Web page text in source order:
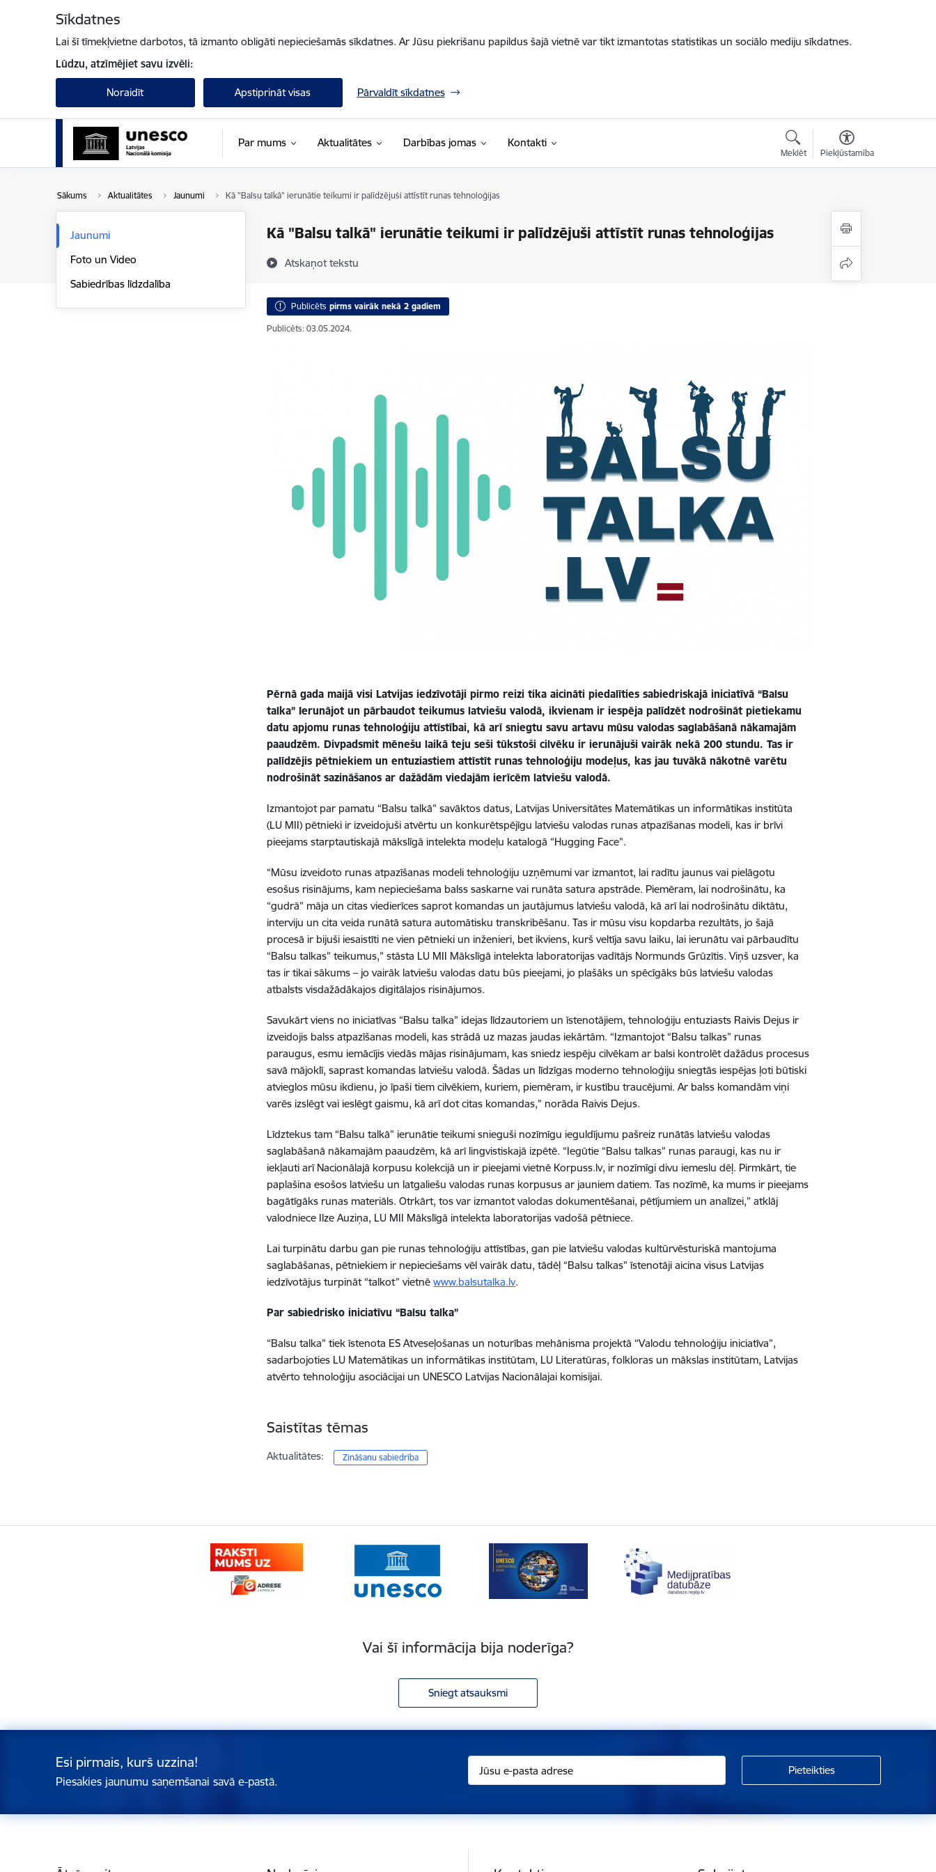
Sīkdatnes
Lai šī tīmekļvietne darbotos, tā izmanto obligāti nepieciešamās sīkdatnes. Ar Jūsu piekrišanu papildus šajā vietnē var tikt izmantotas statistikas un sociālo mediju sīkdatnes.
Lūdzu, atzīmējiet savu izvēli:
Noraidīt Apstiprināt visas Pārvaldīt sīkdatnes
Par mums Aktualitātes Darbības jomas Kontakti
Meklēt Piekļūstamība
Sākums Aktualitātes Jaunumi Kā "Balsu talkā" ierunātie teikumi ir palīdzējuši attīstīt runas tehnoloģijas
Kā "Balsu talkā" ierunātie teikumi ir palīdzējuši attīstīt runas tehnoloģijas
Atskaņot tekstu
Jaunumi
Foto un Video
Sabiedrības līdzdalība
Publicēts pirms vairāk nekā 2 gadiem
Publicēts: 03.05.2024.
Pērnā gada maijā visi Latvijas iedzīvotāji pirmo reizi tika aicināti piedalīties sabiedriskajā iniciatīvā “Balsu
talka” Ierunājot un pārbaudot teikumus latviešu valodā, ikvienam ir iespēja palīdzēt nodrošināt pietiekamu
datu apjomu runas tehnoloģiju attīstībai, kā arī sniegtu savu artavu mūsu valodas saglabāšanā nākamajām
paaudzēm. Divpadsmit mēnešu laikā teju seši tūkstoši cilvēku ir ierunājuši vairāk nekā 200 stundu. Tas ir
palīdzējis pētniekiem un entuziastiem attīstīt runas tehnoloģiju modeļus, kas jau tuvākā nākotnē varētu
nodrošināt sazināšanos ar dažādām viedajām ierīcēm latviešu valodā.
Izmantojot par pamatu “Balsu talkā” savāktos datus, Latvijas Universitātes Matemātikas un informātikas institūta
(LU MII) pētnieki ir izveidojuši atvērtu un konkurētspējīgu latviešu valodas runas atpazīšanas modeli, kas ir brīvi
pieejams starptautiskajā mākslīgā intelekta modeļu katalogā “Hugging Face”.
“Mūsu izveidoto runas atpazīšanas modeli tehnoloģiju uzņēmumi var izmantot, lai radītu jaunus vai pielāgotu
esošus risinājums, kam nepieciešama balss saskarne vai runāta satura apstrāde. Piemēram, lai nodrošinātu, ka
“gudrā” māja un citas viedierīces saprot komandas un jautājumus latviešu valodā, kā arī lai nodrošinātu diktātu,
interviju un cita veida runātā satura automātisku transkribēšanu. Tas ir mūsu visu kopdarba rezultāts, jo šajā
procesā ir bijuši iesaistīti ne vien pētnieki un inženieri, bet ikviens, kurš veltīja savu laiku, lai ierunātu vai pārbaudītu
“Balsu talkas” teikumus,” stāsta LU MII Mākslīgā intelekta laboratorijas vadītājs Normunds Grūzītis. Viņš uzsver, ka
tas ir tikai sākums – jo vairāk latviešu valodas datu būs pieejami, jo plašāks un spēcīgāks būs latviešu valodas
atbalsts visdažādākajos digitālajos risinājumos.
Savukārt viens no iniciatīvas “Balsu talka” idejas līdzautoriem un īstenotājiem, tehnoloģiju entuziasts Raivis Dejus ir
izveidojis balss atpazīšanas modeli, kas strādā uz mazas jaudas iekārtām. “Izmantojot “Balsu talkas” runas
paraugus, esmu iemācījis viedās mājas risinājumam, kas sniedz iespēju cilvēkam ar balsi kontrolēt dažādus procesus
savā mājoklī, saprast komandas latviešu valodā. Šādas un līdzīgas moderno tehnoloģiju sniegtās iespējas ļoti būtiski
atvieglos mūsu ikdienu, jo īpaši tiem cilvēkiem, kuriem, piemēram, ir kustību traucējumi. Ar balss komandām viņi
varēs izslēgt vai ieslēgt gaismu, kā arī dot citas komandas,” norāda Raivis Dejus.
Līdztekus tam “Balsu talkā” ierunātie teikumi snieguši nozīmīgu ieguldījumu pašreiz runātās latviešu valodas
saglabāšanā nākamajām paaudzēm, kā arī lingvistiskajā izpētē. “Iegūtie “Balsu talkas” runas paraugi, kas nu ir
iekļauti arī Nacionālajā korpusu kolekcijā un ir pieejami vietnē Korpuss.lv, ir nozīmīgi divu iemeslu dēļ. Pirmkārt, tie
paplašina esošos latviešu un latgaliešu valodas runas korpusus ar jauniem datiem. Tas nozīmē, ka mums ir pieejams
bagātīgāks runas materiāls. Otrkārt, tos var izmantot valodas dokumentēšanai, pētījumiem un analīzei,” atklāj
valodniece Ilze Auziņa, LU MII Mākslīgā intelekta laboratorijas vadošā pētniece.
Lai turpinātu darbu gan pie runas tehnoloģiju attīstības, gan pie latviešu valodas kultūrvēsturiskā mantojuma
saglabāšanas, pētniekiem ir nepieciešams vēl vairāk datu, tādēļ “Balsu talkas” īstenotāji aicina visus Latvijas
iedzīvotājus turpināt “talkot” vietnēwww.balsutalka.lv.
Par sabiedrisko iniciatīvu “Balsu talka”
“Balsu talka” tiek īstenota ES Atveseļošanas un noturības mehānisma projektā “Valodu tehnoloģiju iniciatīva”,
sadarbojoties LU Matemātikas un informātikas institūtam, LU Literatūras, folkloras un mākslas institūtam, Latvijas
atvērto tehnoloģiju asociācijai un UNESCO Latvijas Nacionālajai komisijai.
Saistītas tēmas
Aktualitātes: Zināšanu sabiedrība
Vai šī informācija bija noderīga?
Sniegt atsauksmi
Esi pirmais, kurš uzzina!
Piesakies jaunumu saņemšanai savā e-pastā.